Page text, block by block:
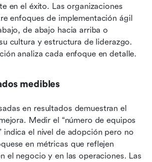
en el éxito. Las organizaciones
enfoques de implementación ágil
de abajo hacia arriba o
cultura y estructura de liderazgo.
analiza cada enfoque en detalle.
medibles
en resultados demuestran el
Medir el “número de equipos
indica el nivel de adopción pero no
en métricas que reflejen
el negocio y en las operaciones. Las